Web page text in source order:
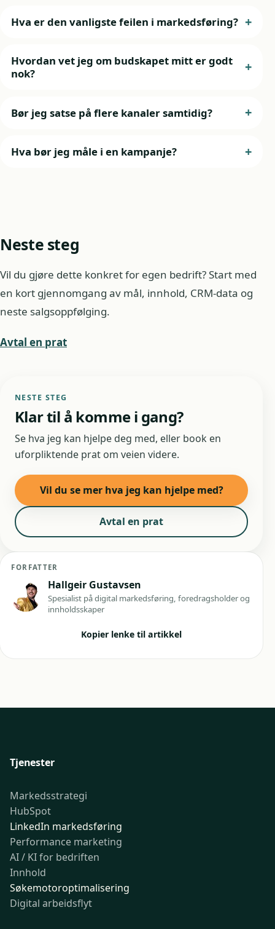
Hva er den vanligste feilen i markedsføring?
Hvordan vet jeg om budskapet mitt er godt
nok?
Bør jeg satse på flere kanaler samtidig?
Hva bør jeg måle i en kampanje?
Neste steg
Vil du gjøre dette konkret for egen bedrift? Start med
en kort gjennomgang av mål, innhold, CRM-data og
neste salgsoppfølging.
Avtal en prat
NESTE STEG
Klar til å komme i gang?
Se hva jeg kan hjelpe deg med, eller book en
uforpliktende prat om veien videre.
Vil du se mer hva jeg kan hjelpe med?
Avtal en prat
FORFATTER
Hallgeir Gustavsen
Spesialist på digital markedsføring, foredragsholder og
innholdsskaper
Kopier lenke til artikkel
Tjenester
Markedsstrategi
HubSpot
LinkedIn markedsføring
Performance marketing
AI / KI for bedriften
Innhold
Søkemotoroptimalisering
Digital arbeidsflyt